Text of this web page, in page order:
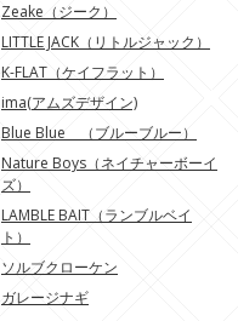
Zeake（ジーク）
LITTLE JACK（リトルジャック）
K-FLAT（ケイフラット）
ima(アムズデザイン)
Blue Blue （ブルーブルー）
Nature Boys（ネイチャーボーイ
ズ）
LAMBLE BAIT（ランブルベイ
ト）
ソルブクローケン
ガレージナギ